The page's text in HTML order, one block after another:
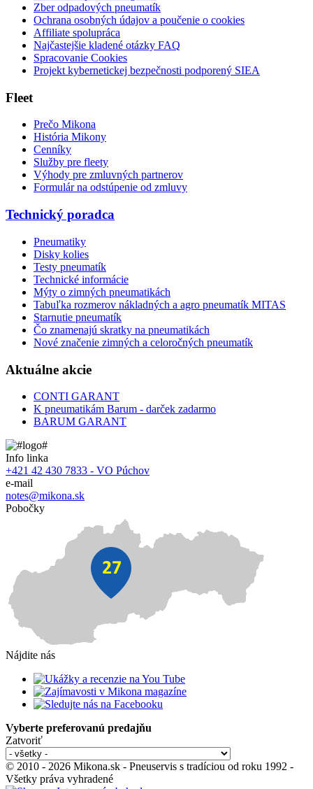
Zber odpadových pneumatík
Ochrana osobných údajov a poučenie o cookies
Affiliate spolupráca
Najčastejšie kladené otázky FAQ
Spracovanie Cookies
Projekt kybernetickej bezpečnosti podporený SIEA
Fleet
Prečo Mikona
História Mikony
Cenníky
Služby pre fleety
Výhody pre zmluvných partnerov
Formulár na odstúpenie od zmluvy
Technický poradca
Pneumatiky
Disky kolies
Testy pneumatík
Technické informácie
Mýty o zimných pneumatikách
Tabuľka rozmerov nákladných a agro pneumatík MITAS
Starnutie pneumatík
Čo znamenajú skratky na pneumatikách
Nové značenie zimných a celoročných pneumatík
Aktuálne akcie
CONTI GARANT
K pneumatikám Barum - darček zadarmo
BARUM GARANT
Info linka
+421 42 430 7833 - VO Púchov
e-mail
notes@mikona.sk
Pobočky
Nájdite nás
Vyberte preferovanú predajňu
Zatvoriť
© 2010 - 2026 Mikona.sk - Pneuservis s tradíciou od roku 1992 -
Všetky práva vyhradené